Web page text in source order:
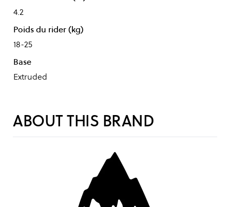
4.2
Poids du rider (kg)
18-25
Base
Extruded
ABOUT THIS BRAND